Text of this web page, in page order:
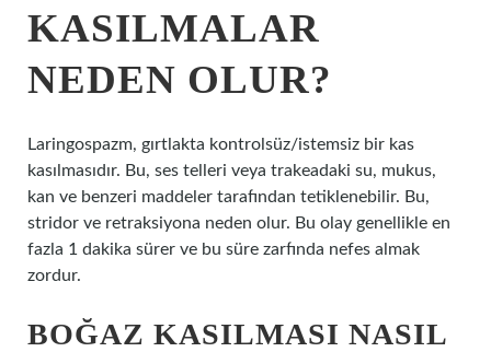
KASILMALAR
NEDEN OLUR?
Laringospazm, gırtlakta kontrolsüz/istemsiz bir kas
kasılmasıdır. Bu, ses telleri veya trakeadaki su, mukus,
kan ve benzeri maddeler tarafından tetiklenebilir. Bu,
stridor ve retraksiyona neden olur. Bu olay genellikle en
fazla 1 dakika sürer ve bu süre zarfında nefes almak
zordur.
BOĞAZ KASILMASI NASIL